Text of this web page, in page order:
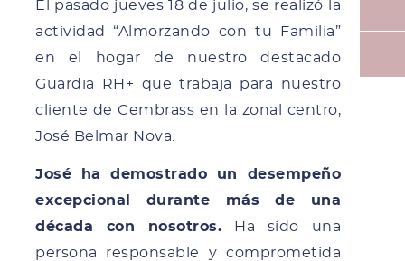
El pasado jueves 18 de julio, se realizó la
actividad “Almorzando con tu Familia”
en el hogar de nuestro destacado
Guardia RH+ que trabaja para nuestro
cliente de Cembrass en la zonal centro,
José Belmar Nova.
José ha demostrado un desempeño
excepcional durante más de una
década con nosotros. Ha sido una
persona responsable y comprometida